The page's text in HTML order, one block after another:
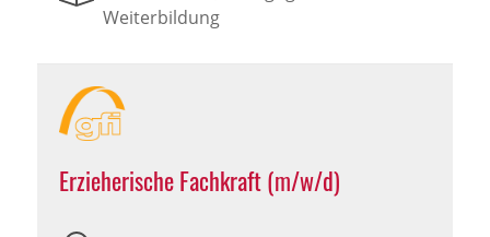
Weiterbildung
Erzieherische Fachkraft (m/w/d)